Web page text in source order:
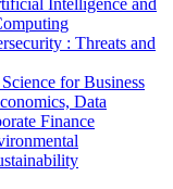
Intelligence and
: Threats and
for Business
Data
Finance